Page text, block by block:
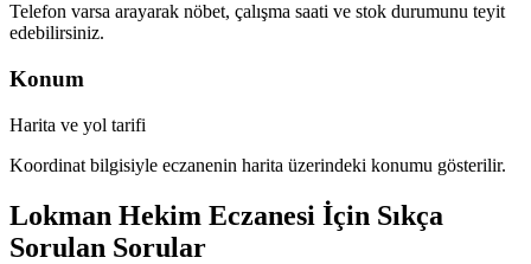
Telefon varsa arayarak nöbet, çalışma saati ve stok durumunu teyit
edebilirsiniz.
Konum
Harita ve yol tarifi
Koordinat bilgisiyle eczanenin harita üzerindeki konumu gösterilir.
Lokman Hekim Eczanesi İçin Sıkça
Sorulan Sorular